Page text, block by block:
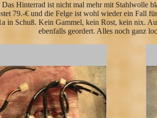
Hinterrad ist nicht mal mehr mit Stahlwolle
79.-€ und die Felge ist wohl wieder ein Fall
in Schuß. Kein Gammel, kein Rost, kein nix.
ebenfalls geordert. Alles noch ganz